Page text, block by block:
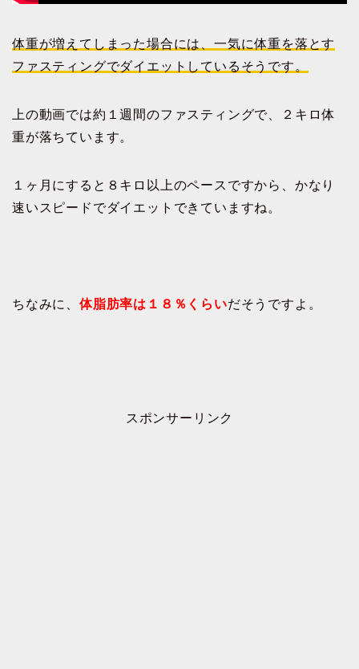
体重が増えてしまった場合には、一気に体重を落とす
ファスティングでダイエットしているそうです。
上の動画では約１週間のファスティングで、２キロ体
重が落ちています。
１ヶ月にすると８キロ以上のペースですから、かなり
速いスピードでダイエットできていますね。
ちなみに、 体脂肪率は１８％くらいだそうですよ。
スポンサーリンク